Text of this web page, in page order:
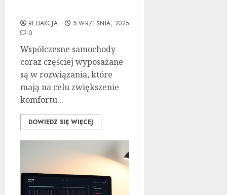
REDAKCJA
5 WRZEŚNIA, 2025
0
Współczesne samochody
coraz częściej wyposażane
są w rozwiązania, które
mają na celu zwiększenie
komfortu...
DOWIEDZ SIĘ WIĘCEJ